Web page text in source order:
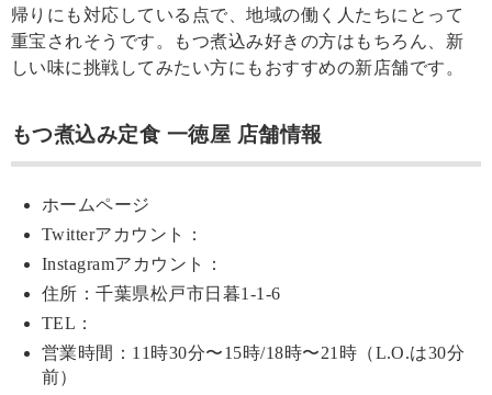
帰りにも対応している点で、地域の働く人たちにとって
重宝されそうです。もつ煮込み好きの方はもちろん、新
しい味に挑戦してみたい方にもおすすめの新店舗です。
もつ煮込み定食 一徳屋 店舗情報
ホームページ
Twitterアカウント：
Instagramアカウント：
住所：千葉県松戸市日暮1-1-6
TEL：
営業時間：11時30分〜15時/18時〜21時（L.O.は30分
前）